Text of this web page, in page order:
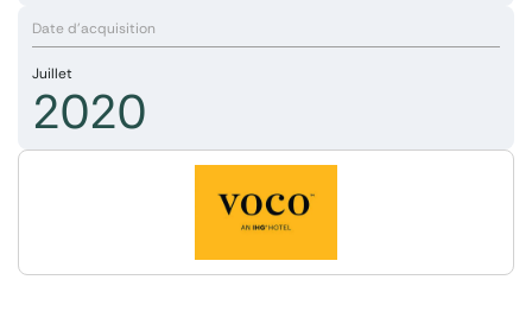
Date d'acquisition
Juillet
2020